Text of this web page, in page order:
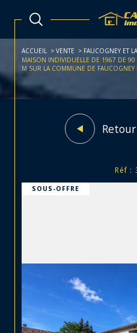
ACCUEIL VENTE FAUCOGNEY ET
MAISON INDIVIDUELLE DE 1967 DE
M SUR LA COMMUNE DE FAUCOGNEY
Réf :
SOUS-OFFRE